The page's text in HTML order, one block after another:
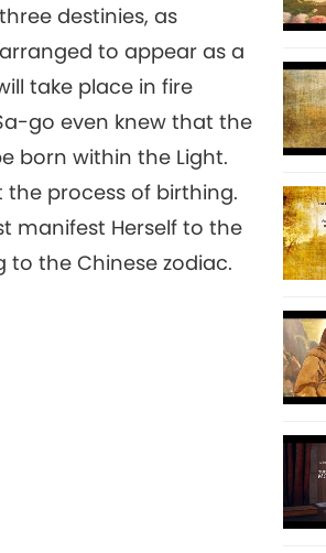
destinies, as
to appear as a
take place in fire
go even knew that the
born within the Light.
process of birthing.
manifest Herself to the
to the Chinese zodiac.
7
8
9
10
11